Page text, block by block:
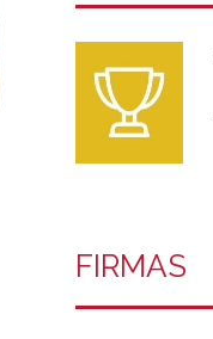
FIRMAS